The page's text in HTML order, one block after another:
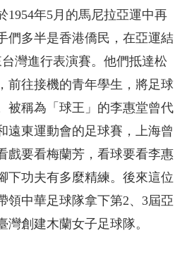
1954年5月的馬尼拉亞運中再
們多半是香港僑民，在亞運結
灣進行表演賽。他們抵達松
前往接機的青年學生，將足球
被稱為「球王」的李惠堂曾代
遠東運動會的足球賽，上海曾
戲要看梅蘭芳，看球要看李惠
下功夫有多麼精練。後來這位
領中華足球隊拿下第2、3屆亞
創建木蘭女子足球隊。